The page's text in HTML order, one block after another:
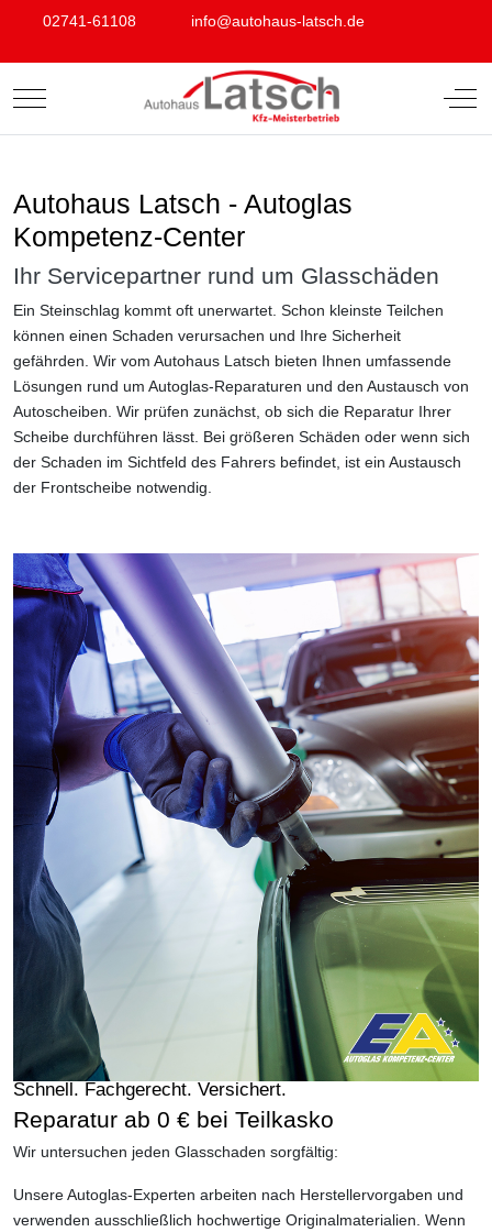
02741-61108 info@autohaus-latsch.de
Mobile Menu Toggle Off-
Autohaus Latsch - Autoglas
Kompetenz-Center
Ihr Servicepartner rund um Glasschäden
Ein Steinschlag kommt oft unerwartet. Schon kleinste Teilchen
können einen Schaden verursachen und Ihre Sicherheit
gefährden. Wir vom Autohaus Latsch bieten Ihnen umfassende
Lösungen rund um Autoglas-Reparaturen und den Austausch von
Autoscheiben. Wir prüfen zunächst, ob sich die Reparatur Ihrer
Scheibe durchführen lässt. Bei größeren Schäden oder wenn sich
der Schaden im Sichtfeld des Fahrers befindet, ist ein Austausch
der Frontscheibe notwendig.
Schnell. Fachgerecht. Versichert.
Reparatur ab 0 € bei Teilkasko
Wir untersuchen jeden Glasschaden sorgfältig:
Unsere Autoglas-Experten arbeiten nach Herstellervorgaben und
verwenden ausschließlich hochwertige Originalmaterialien. Wenn